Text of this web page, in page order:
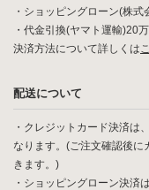
・ショッピングローン(株式
・代金引換(ヤマト運輸)20
決済方法について詳しくは
配送について
・クレジットカード決済は
なります。(ご注文確認後
きます。)
・ショッピングローン決済